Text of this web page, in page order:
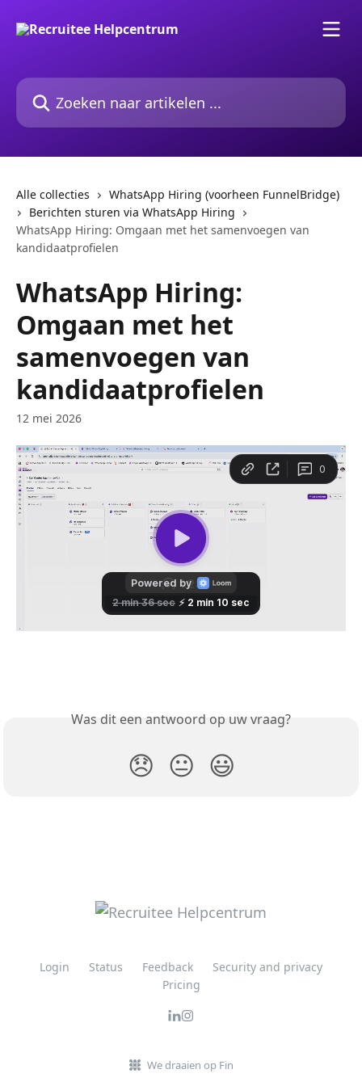
Zoeken naar artikelen ...
Alle collecties
WhatsApp Hiring (voorheen FunnelBridge)
Berichten sturen via WhatsApp Hiring
WhatsApp Hiring: Omgaan met het samenvoegen van
kandidaatprofielen
WhatsApp Hiring:
Omgaan met het
samenvoegen van
kandidaatprofielen
12 mei 2026
Was dit een antwoord op uw vraag?
😞 😐 😃
Login Status Feedback
Security and privacy
Pricing
We draaien op Fin